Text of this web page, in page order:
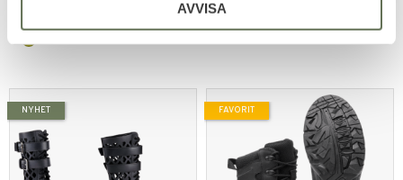
AVVISA
NYHET FAVORIT